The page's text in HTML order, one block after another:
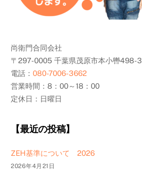
尚衛門合同会社
〒297-0005 千葉県茂原市本小轡498-3
電話：080-7006-3662
営業時間：8：00～18：00
定休日：日曜日
【最近の投稿】
ZEH基準について 2026
2026年4月21日